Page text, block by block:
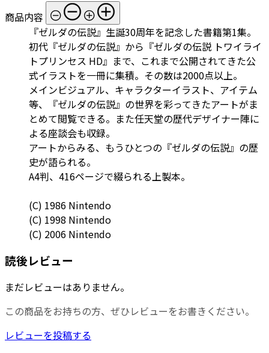
商品内容
『ゼルダの伝説』生誕30周年を記念した書籍第1集。
初代『ゼルダの伝説』から『ゼルダの伝説 トワイライ
トプリンセス HD』まで、これまで公開されてきた公
式イラストを一冊に集積。その数は2000点以上。
メインビジュアル、キャラクターイラスト、アイテム
等、『ゼルダの伝説』の世界を彩ってきたアートがま
とめて閲覧できる。また任天堂の歴代デザイナー陣に
よる座談会も収録。
アートからみる、もうひとつの『ゼルダの伝説』の歴
史が語られる。
A4判、416ページで綴られる上製本。
(C) 1986 Nintendo
(C) 1998 Nintendo
(C) 2006 Nintendo
読後レビュー
まだレビューはありません。
この商品をお持ちの方、ぜひレビューをお書きください。
レビューを投稿する